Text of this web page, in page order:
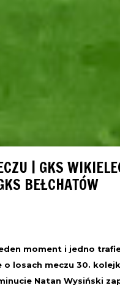
| GKS
BEŁCHATÓW
moment i jedno
o losach meczu 30.
Natan Wysiński